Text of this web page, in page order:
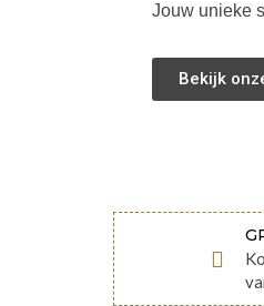
Jouw unieke
Bekijk